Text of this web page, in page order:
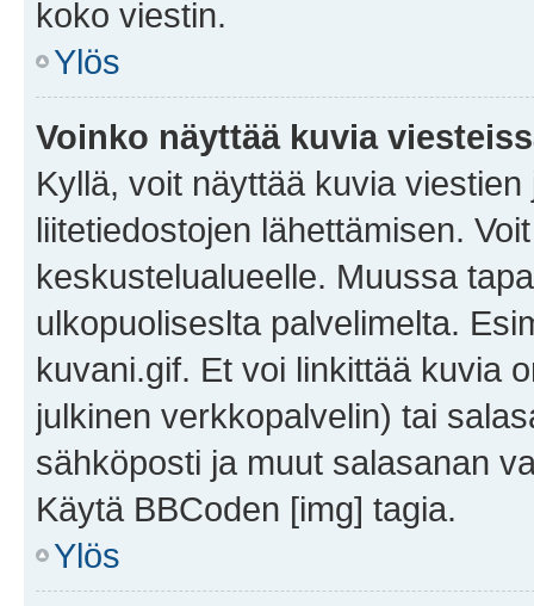
koko viestin.
Ylös
Voinko näyttää kuvia
Kyllä, voit näyttää kuvia
liitetiedostojen lähettämisen.
keskustelualueelle. Muussa
ulkopuoliseslta palvelimelta.
kuvani.gif. Et voi linkittää kuvia
julkinen verkkopalvelin) tai
sähköposti ja muut salasanan
Käytä BBCoden [img] tagia.
Ylös